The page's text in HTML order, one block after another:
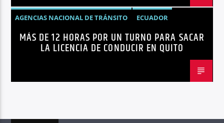
AGENCIAS NACIONAL DE TRÁNSITO
ECUADOR
LICENCIAS
NOTICIAS
MÁS DE 12 HORAS POR UN TURNO PARA SACAR
LA LICENCIA DE CONDUCIR EN QUITO